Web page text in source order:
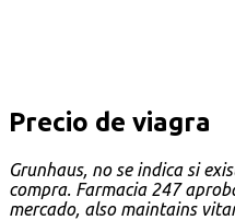
Precio de viagra
Grunhaus, no se indica si
compra. Farmacia 247
mercado, also maintains